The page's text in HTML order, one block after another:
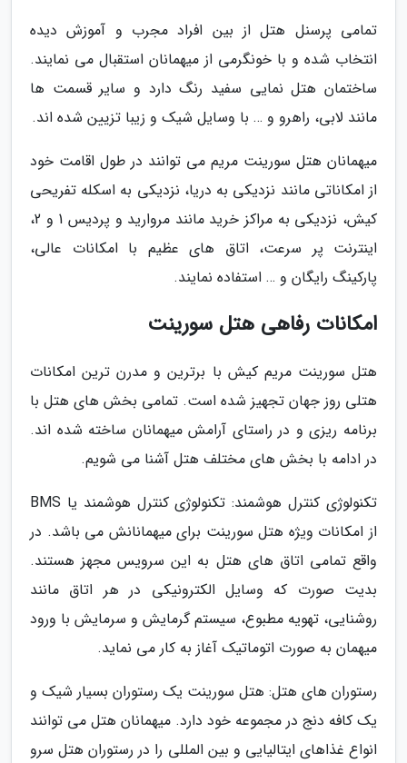
تمامی پرسنل هتل از بین افراد مجرب و آموزش دیده
انتخاب شده و با خونگرمی از میهمانان استقبال می نمایند.
ساختمان هتل نمایی سفید رنگ دارد و سایر قسمت ها
مانند لابی، راهرو و … با وسایل شیک و زیبا تزیین شده اند.
میهمانان هتل سورینت مریم می توانند در طول اقامت خود
از امکاناتی مانند نزدیکی به دریا، نزدیکی به اسکله تفریحی
کیش، نزدیکی به مراکز خرید مانند مروارید و پردیس 1 و 2،
اینترنت پر سرعت، اتاق های عظیم با امکانات عالی،
پارکینگ رایگان و … استفاده نمایند.
امکانات رفاهی هتل سورینت
هتل سورینت مریم کیش با برترین و مدرن ترین امکانات
هتلی روز جهان تجهیز شده است. تمامی بخش های هتل با
برنامه ریزی و در راستای آرامش میهمانان ساخته شده اند.
در ادامه با بخش های مختلف هتل آشنا می شویم.
تکنولوژی کنترل هوشمند: تکنولوژی کنترل هوشمند یا BMS
از امکانات ویژه هتل سورینت برای میهمانانش می باشد. در
واقع تمامی اتاق های هتل به این سرویس مجهز هستند.
بدیت صورت که وسایل الکترونیکی در هر اتاق مانند
روشنایی، تهویه مطبوع، سیستم گرمایش و سرمایش با ورود
میهمان به صورت اتوماتیک آغاز به کار می نماید.
رستوران های هتل: هتل سورینت یک رستوران بسیار شیک و
یک کافه دنج در مجموعه خود دارد. میهمانان هتل می توانند
انواع غذاهای ایتالیایی و بین المللی را در رستوران هتل سرو